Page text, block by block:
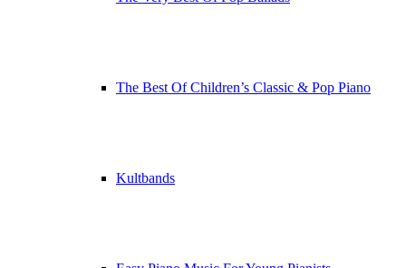
The Best Of Children’s Classic & Pop Piano
Kultbands